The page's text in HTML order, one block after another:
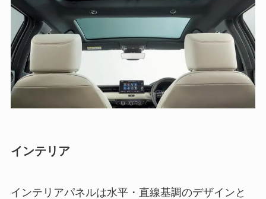
インテリア
インテリアパネルは水平・直線基調のデザインと